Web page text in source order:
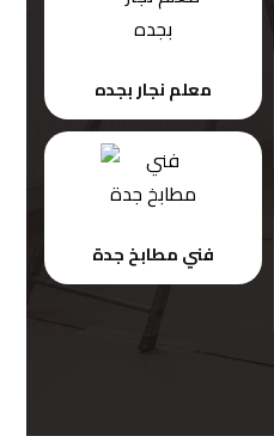
معلم نجار بجده
فني مطابخ جدة